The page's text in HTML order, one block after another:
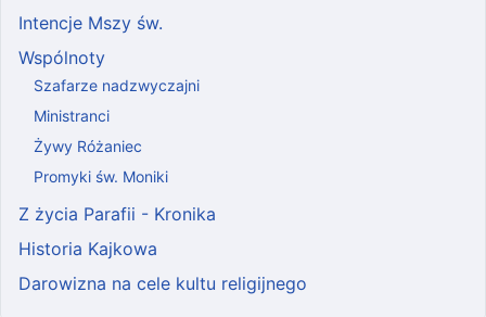
Intencje Mszy św.
Wspólnoty
Szafarze nadzwyczajni
Ministranci
Żywy Różaniec
Promyki św. Moniki
Z życia Parafii - Kronika
Historia Kajkowa
Darowizna na cele kultu religijnego